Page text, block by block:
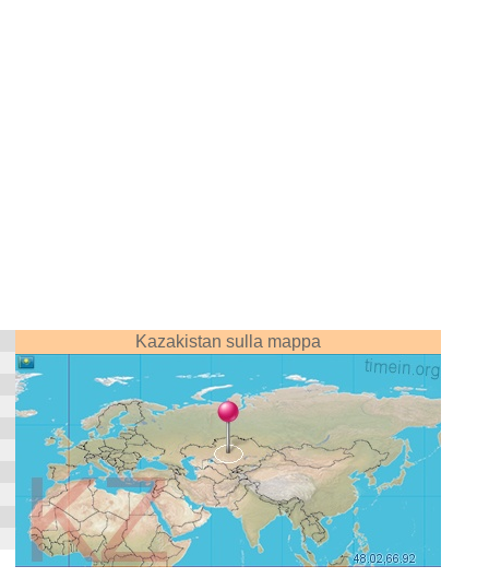
Kazakistan sulla mappa